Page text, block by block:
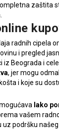
zaštita
radnih cipela
i pregled
iz Beograda i
, jer mogu
i koje su
lako
vašem
uz podršku